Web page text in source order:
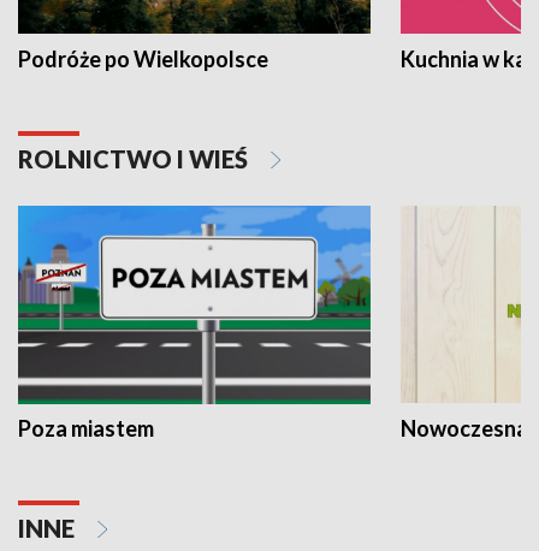
Podróże po Wielkopolsce Kuchnia w
ROLNICTWO I WIEŚ
Poza miastem Nowoczesna
INNE